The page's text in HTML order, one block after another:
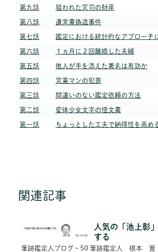
第九話 狙われた宮司の財産
第八話 遺言書偽造事件
第七話 鑑定における統計的なアプローチ
第六話 １ヵ月に２回離婚した夫婦
第五話 他人が手を添えた署名は有効か
第四話 営業マンの犯罪
第三話 間違いのない鑑定依頼の方法
第二話 変体少女文字の怪文書
第一話 ちょっとした工夫で納得性を高め
関連記事
人気の「池上彰
する
筆跡鑑定人ブログ－50 筆跡鑑定人 根本